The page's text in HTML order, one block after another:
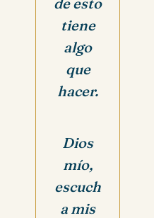
tiene
algo
que
hacer.
Dios
mío,
escuch
a mis